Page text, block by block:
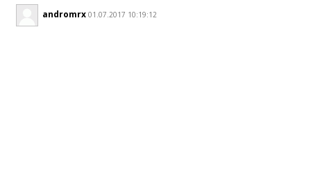
andromrx 01.07.2017 10:19:12